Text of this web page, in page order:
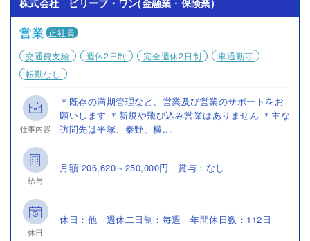
株式会社 ビリーブ・ワン(金融業・保険業)
営業 正社員
交通費支給
週休2日制 完全週休2日制
車通勤可
転勤なし
仕事内容
＊既存の満期管理など、営業及び営業のサポートをお
願いします ＊新規や飛び込み営業はありません ＊主な
訪問先は平塚、秦野、横...
給与
月額 206,620～250,000円 賞与：なし
休日
休日：他 週休二日制：毎週 年間休日数：112日